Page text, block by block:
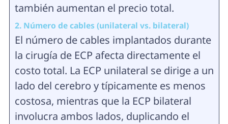
también aumentan el precio total.
2. Número de cables (unilateral vs. bilateral)
El número de cables implantados durante
la cirugía de ECP afecta directamente el
costo total. La ECP unilateral se dirige a un
lado del cerebro y típicamente es menos
costosa, mientras que la ECP bilateral
involucra ambos lados, duplicando el